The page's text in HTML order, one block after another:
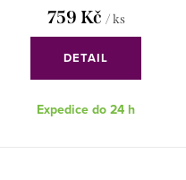
759 Kč / ks
DETAIL
Expedice do 24 h